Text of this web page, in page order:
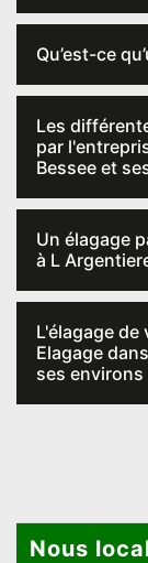
Qu’est-ce
Les
par
Bessee et
Un élagage
à L
L'élagage
Elagage
ses environs
Nous